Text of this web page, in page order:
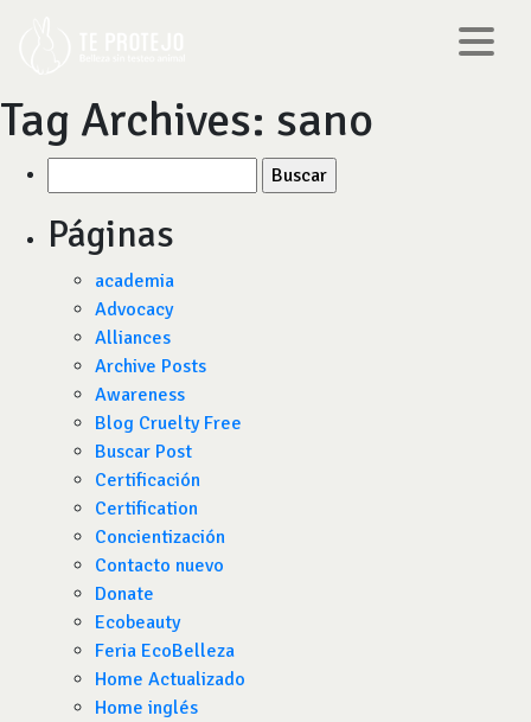
Tag Archives: sano
por:
Páginas
academia
Advocacy
Alliances
Archive Posts
Awareness
Blog Cruelty Free
Buscar Post
Certificación
Certification
Concientización
Contacto nuevo
Donate
Ecobeauty
Feria EcoBelleza
Home Actualizado
Home inglés